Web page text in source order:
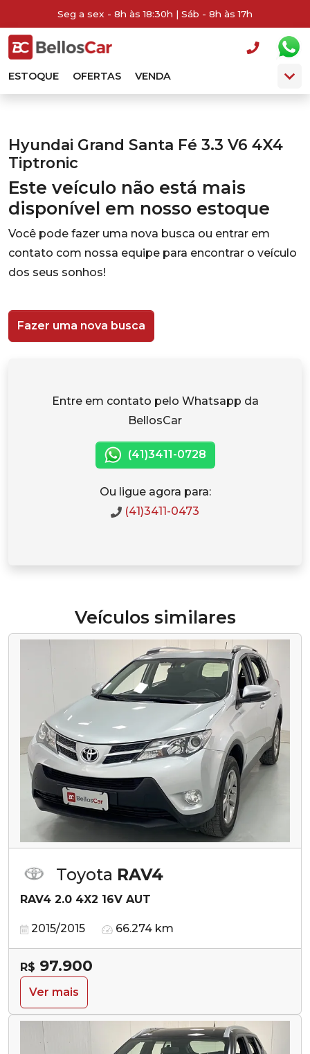
Seg a sex - 8h às 18:30h | Sáb - 8h às 17h
ESTOQUE OFERTAS VENDA
Hyundai Grand Santa Fé 3.3 V6 4X4
Tiptronic
Este veículo não está mais
disponível em nosso estoque
Você pode fazer uma nova busca ou entrar em
contato com nossa equipe para encontrar o veículo
dos seus sonhos!
Fazer uma nova busca
Entre em contato pelo Whatsapp da
BellosCar
(41)3411-0728
Ou ligue agora para:
(41)3411-0473
Veículos similares
Toyota RAV4
RAV4 2.0 4X2 16V AUT
2015/2015 66.274 km
R$ 97.900
Ver mais